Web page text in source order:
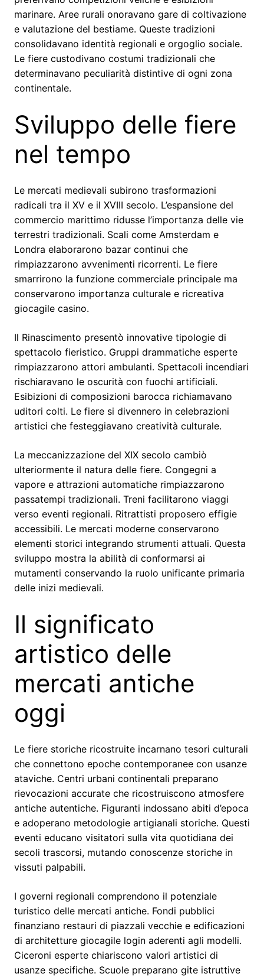
marinare. Aree rurali onoravano gare di coltivazione
e valutazione del bestiame. Queste tradizioni
consolidavano identità regionali e orgoglio sociale.
Le fiere custodivano costumi tradizionali che
determinavano peculiarità distintive di ogni zona
continentale.
Sviluppo delle fiere
nel tempo
Le mercati medievali subirono trasformazioni
radicali tra il XV e il XVIII secolo. L’espansione del
commercio marittimo ridusse l’importanza delle vie
terrestri tradizionali. Scali come Amsterdam e
Londra elaborarono bazar continui che
rimpiazzarono avvenimenti ricorrenti. Le fiere
smarrirono la funzione commerciale principale ma
conservarono importanza culturale e ricreativa
giocagile casino.
Il Rinascimento presentò innovative tipologie di
spettacolo fieristico. Gruppi drammatiche esperte
rimpiazzarono attori ambulanti. Spettacoli incendiari
rischiaravano le oscurità con fuochi artificiali.
Esibizioni di composizioni barocca richiamavano
uditori colti. Le fiere si divennero in celebrazioni
artistici che festeggiavano creatività culturale.
La meccanizzazione del XIX secolo cambiò
ulteriormente il natura delle fiere. Congegni a
vapore e attrazioni automatiche rimpiazzarono
passatempi tradizionali. Treni facilitarono viaggi
verso eventi regionali. Ritrattisti proposero effigie
accessibili. Le mercati moderne conservarono
elementi storici integrando strumenti attuali. Questa
sviluppo mostra la abilità di conformarsi ai
mutamenti conservando la ruolo unificante primaria
delle inizi medievali.
Il significato
artistico delle
mercati antiche
oggi
Le fiere storiche ricostruite incarnano tesori culturali
che connettono epoche contemporanee con usanze
ataviche. Centri urbani continentali preparano
rievocazioni accurate che ricostruiscono atmosfere
antiche autentiche. Figuranti indossano abiti d’epoca
e adoperano metodologie artigianali storiche. Questi
eventi educano visitatori sulla vita quotidiana dei
secoli trascorsi, mutando conoscenze storiche in
vissuti palpabili.
I governi regionali comprendono il potenziale
turistico delle mercati antiche. Fondi pubblici
finanziano restauri di piazzali vecchie e edificazioni
di architetture giocagile login aderenti agli modelli.
Ciceroni esperte chiariscono valori artistici di
usanze specifiche. Scuole preparano gite istruttive